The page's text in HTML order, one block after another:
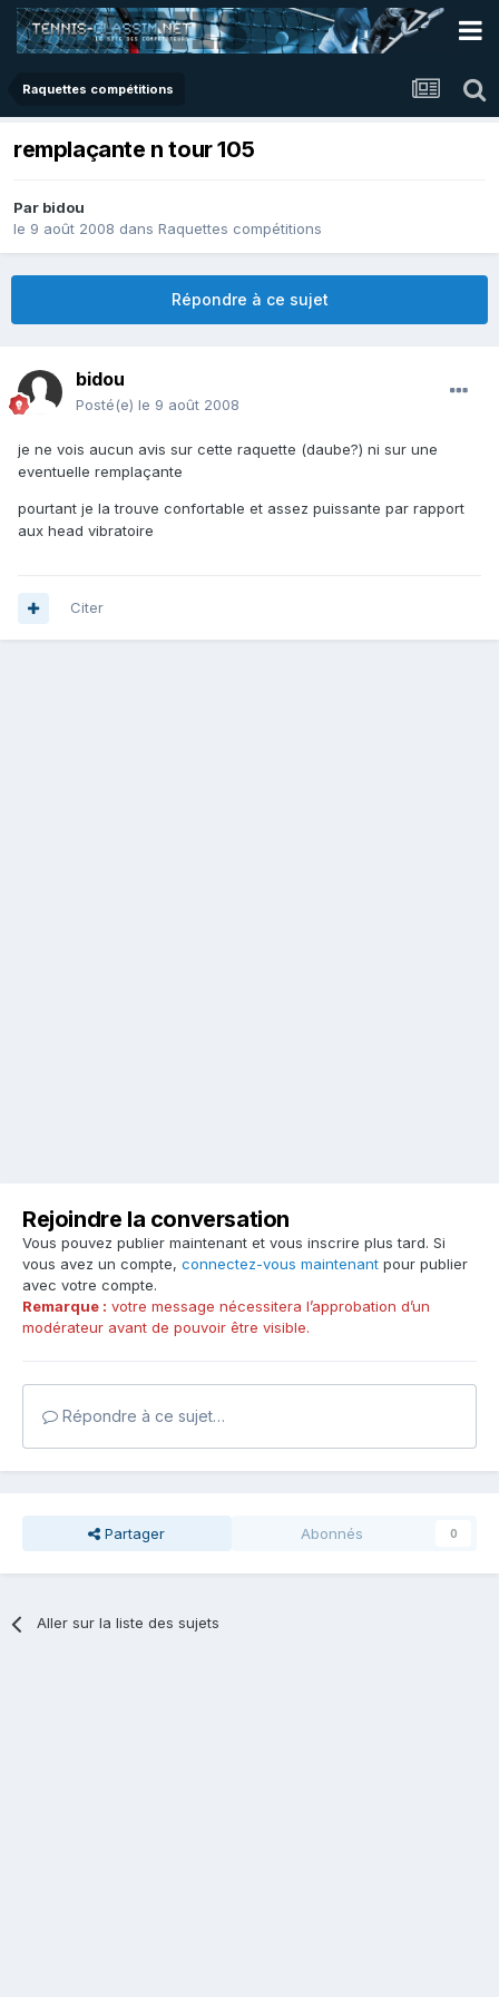
Raquettes compétitions
remplaçante n tour 105
Par bidou
le 9 août 2008 dans Raquettes compétitions
Répondre à ce sujet
bidou
Posté(e) le 9 août 2008
je ne vois aucun avis sur cette raquette (daube?) ni sur une
eventuelle remplaçante
pourtant je la trouve confortable et assez puissante par rapport
aux head vibratoire
Citer
Rejoindre la conversation
Vous pouvez publier maintenant et vous inscrire plus tard. Si
vous avez un compte, connectez-vous maintenant pour publier
avec votre compte.
Remarque : votre message nécessitera l’approbation d’un
modérateur avant de pouvoir être visible.
Répondre à ce sujet…
Partager Abonnés 0
Aller sur la liste des sujets